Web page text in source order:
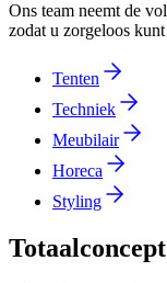
Ons team neemt de
zodat u zorgeloos
Tenten
Techniek
Meubilair
Horeca
Styling
Totaalconcept